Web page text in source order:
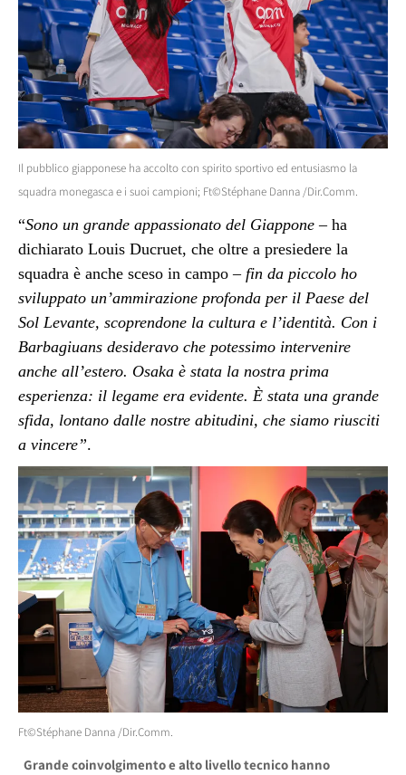
Il pubblico giapponese ha accolto con spirito sportivo ed entusiasmo la
squadra monegasca e i suoi campioni; Ft©Stéphane Danna /Dir.Comm.
“Sono un grande appassionato del Giappone – ha
dichiarato Louis Ducruet, che oltre a presiedere la
squadra è anche sceso in campo – fin da piccolo ho
sviluppato un’ammirazione profonda per il Paese del
Sol Levante, scoprendone la cultura e l’identità. Con i
Barbagiuans desideravo che potessimo intervenire
anche all’estero. Osaka è stata la nostra prima
esperienza: il legame era evidente. È stata una grande
sfida, lontano dalle nostre abitudini, che siamo riusciti
a vincere”.
Ft©Stéphane Danna /Dir.Comm.
Grande coinvolgimento e alto livello tecnico hanno